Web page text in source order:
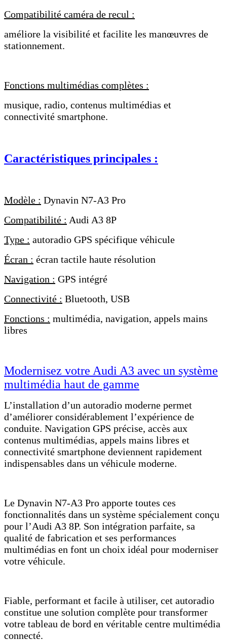
Compatibilité caméra de recul :
améliore la visibilité et facilite les manœuvres de
stationnement.
Fonctions multimédias complètes :
musique, radio, contenus multimédias et
connectivité smartphone.
Caractéristiques principales :
Modèle : Dynavin N7-A3 Pro
Compatibilité : Audi A3 8P
Type : autoradio GPS spécifique véhicule
Écran : écran tactile haute résolution
Navigation : GPS intégré
Connectivité : Bluetooth, USB
Fonctions : multimédia, navigation, appels mains
libres
Modernisez votre Audi A3 avec un système
multimédia haut de gamme
L’installation d’un autoradio moderne permet
d’améliorer considérablement l’expérience de
conduite. Navigation GPS précise, accès aux
contenus multimédias, appels mains libres et
connectivité smartphone deviennent rapidement
indispensables dans un véhicule moderne.
Le Dynavin N7-A3 Pro apporte toutes ces
fonctionnalités dans un système spécialement conçu
pour l’Audi A3 8P. Son intégration parfaite, sa
qualité de fabrication et ses performances
multimédias en font un choix idéal pour moderniser
votre véhicule.
Fiable, performant et facile à utiliser, cet autoradio
constitue une solution complète pour transformer
votre tableau de bord en véritable centre multimédia
connecté.